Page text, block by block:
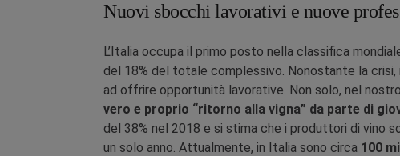
Nuovi sbocchi lavorativi e nuove
L’Italia occupa il primo posto nella classifica
del 18% del totale complessivo. Nonostante la
ad offrire opportunità lavorative. Non solo, nel
vero e proprio “ritorno alla vigna” da parte di
del 38% nel 2018 e si stima che i produttori di vino
un solo anno. Attualmente, in Italia sono circa 100